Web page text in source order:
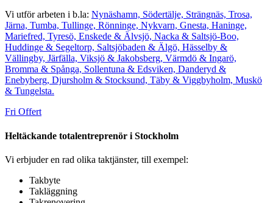
Vi utför arbeten i b.la: Nynäshamn, Södertälje, Strängnäs, Trosa,
Järna, Tumba, Tullinge, Rönninge, Nykvarn, Gnesta, Haninge,
Mariefred, Tyresö, Enskede & Älvsjö, Nacka & Saltsjö-Boo,
Huddinge & Segeltorp, Saltsjöbaden & Älgö, Hässelby &
Vällingby, Järfälla, Viksjö & Jakobsberg, Värmdö & Ingarö,
Bromma & Spånga, Sollentuna & Edsviken, Danderyd &
Enebyberg, Djursholm & Stocksund, Täby & Viggbyholm, Muskö
& Tungelsta.
Fri Offert
Heltäckande totalentreprenör i Stockholm
Vi erbjuder en rad olika taktjänster, till exempel:
Takbyte
Takläggning